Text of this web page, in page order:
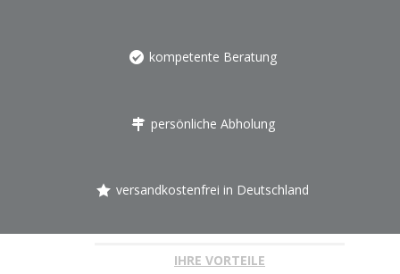
kompetente Beratung
persönliche Abholung
versandkostenfrei in Deutschland
IHRE VORTEILE